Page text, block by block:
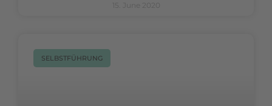
15. June 2020
SELBSTFÜHRUNG